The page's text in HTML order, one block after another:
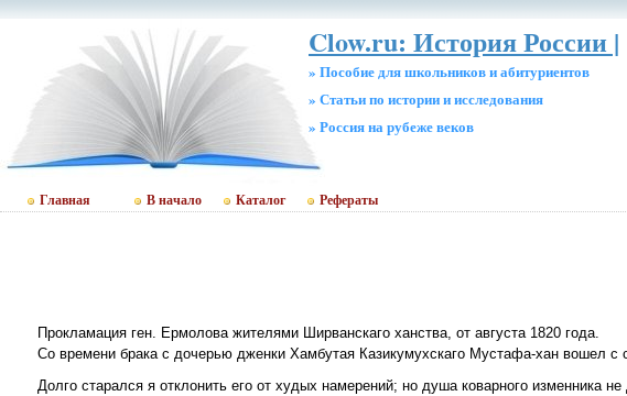
Clow.ru: История России |
» Пособие для школьников и абитуриентов
» Статьи по истории и исследования
» Россия на рубеже веков
Главная В начало Каталог Рефераты
Прокламация ген. Ермолова жителями Ширванскаго ханства, от августа 1820 года.
Со времени брака с дочерью дженки Хамбутая Казикумухскаго Мустафа-хан вошел
Долго старался я отклонить его от худых намерений; но душа коварного изменника